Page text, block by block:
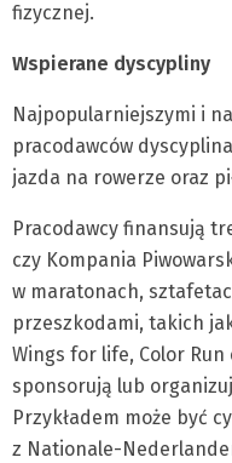
fizycznej.
Wspierane dyscypliny
Najpopularniejszymi i
pracodawców
jazda na rowerze oraz
Pracodawcy finansują
czy Kompania
w maratonach,
przeszkodami, takich
Wings for life, Color Run
sponsorują lub
Przykładem może być
z Nationale-